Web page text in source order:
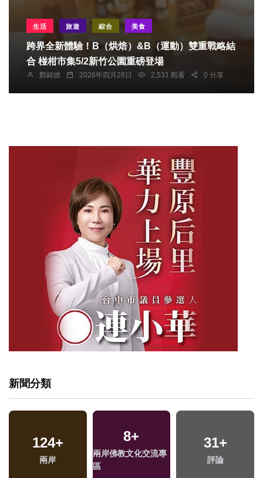
生活 旅遊 綜合 美食
跨界全新體驗！B（烘焙）&B（運動）雙重戰略結
合 椪柑市集5/2新竹公園重磅登場
鄭銘德 2026年四月28日 2,531 觀看 0 分享
新聞分類
124+
兩岸
8+
兩岸佛教文化交流專
區
31+
評論